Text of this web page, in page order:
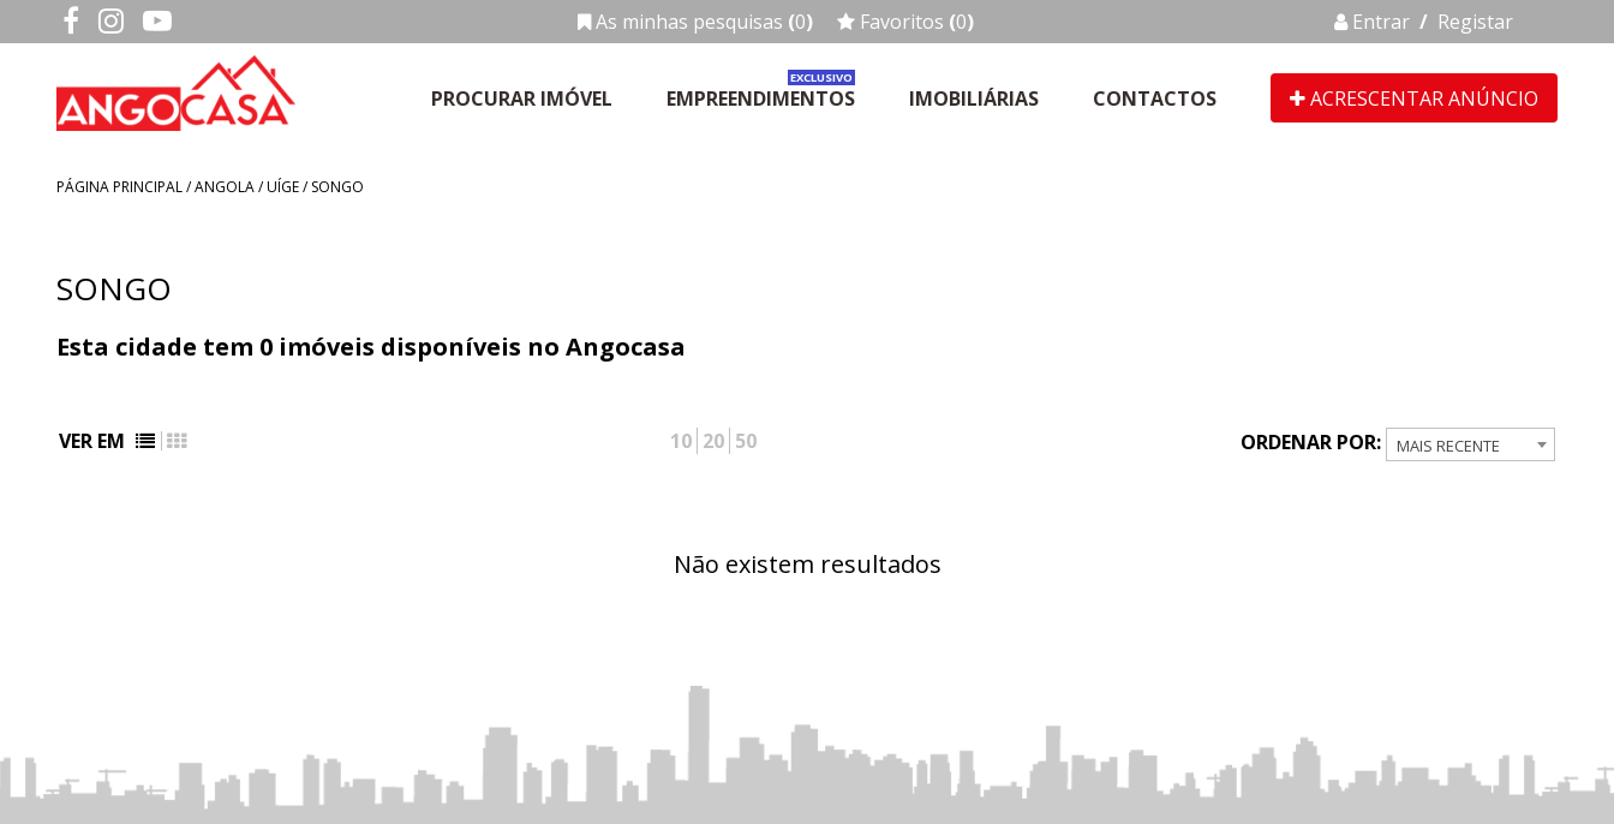
As minhas pesquisas (0) Favoritos (0) Entrar / Registar
PROCURAR IMÓVEL EMPREENDIMENTOS
EXCLUSIVO
IMOBILIÁRIAS CONTACTOS ACRESCENTAR ANÚNCIO
PÁGINA PRINCIPAL/ANGOLA/ UÍGE / SONGO
SONGO
Esta cidade tem 0 imóveis disponíveis no Angocasa
VER EM 10 20 50 ORDENAR POR: MAIS RECENTE
Não existem resultados